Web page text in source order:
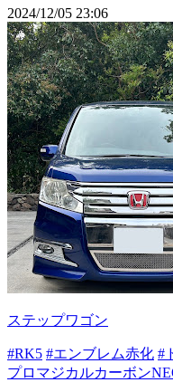
2024/12/05 23:06
ステップワゴン
#RK5 #エンブレム赤化 #
プロマジカルカーボン